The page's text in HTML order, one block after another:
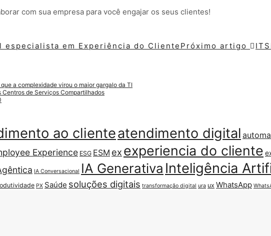
com sua empresa para você engajar os seus clientes!
em Experiência do Cliente Próximo artigo
a complexidade virou o maior gargalo da TI
de Serviços Compartilhados
ao clienteatendimento digital
Experience ESG ESM ex experiencia do cliente
IA Conversacional IA Generativa Inteligência
PX Saúde soluções digitais transformação digital ura ux WhatsApp